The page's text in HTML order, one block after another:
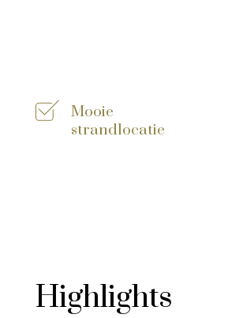
Mooie
strandlocatie
Highlights